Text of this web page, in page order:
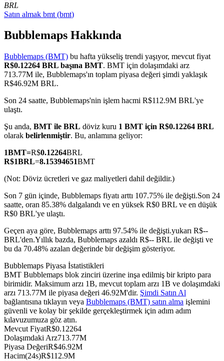
COIN-M Vadeli İşlemleri
Kripto Para Vadeli İşlemleri
Hisse senetleri, döviz, değerli metaller ve emtia türevleri
USDC Vadeli İşlemleri
USDC'yi teminat olarak kullanan vadeli işlemler
Kopya Ticaret
BRL
Satın almak bmt (bmt)
Bubblemaps Hakkında
Bubblemaps (BMT) bu hafta yükseliş trendi yaşıyor, mevcut fiyat
R$0.12264 BRL başına BMT. BMT için dolaşımdaki arz
713.77M ile, Bubblemaps'ın toplam piyasa değeri şimdi yaklaşık
R$46.92M BRL.
Son 24 saatte, Bubblemaps'nin işlem hacmi R$112.9M BRL'ye
ulaştı.
Şu anda, BMT ile BRL döviz kuru 1 BMT için R$0.12264 BRL
olarak belirlenmiştir. Bu, anlamına geliyor:
1BMT=R$0.12264BRL
R$1BRL=8.15394651BMT
(Not: Döviz ücretleri ve gaz maliyetleri dahil değildir.)
Son 7 gün içinde, Bubblemaps fiyatı arttı 107.75% ile değişti.Son 24
saatte, oran 85.38% dalgalandı ve en yüksek R$0 BRL ve en düşük
R$0 BRL'ye ulaştı.
Geçen aya göre, Bubblemaps arttı 97.54% ile değişti.yukarı R$--
BRL'den.Yıllık bazda, Bubblemaps azaldı R$-- BRL ile değişti ve
bu da 70.48% azalan değerinde bir değişim gösteriyor.
Bubblemaps Piyasa İstatistikleri
BMT Bubblemaps blok zinciri üzerine inşa edilmiş bir kripto para
birimidir. Maksimum arzı 1B, mevcut toplam arzı 1B ve dolaşımdaki
arzı 713.77M ile piyasa değeri 46.92M'dir. Şimdi Satın Al
bağlantısına tıklayın veya Bubblemaps (BMT) satın alma işlemini
güvenli ve kolay bir şekilde gerçekleştirmek için adım adım
kılavuzumuza göz atın.
Mevcut FiyatR$0.12264
Dolaşımdaki Arz713.77M
Piyasa DeğeriR$46.92M
Hacim(24s)R$112.9M